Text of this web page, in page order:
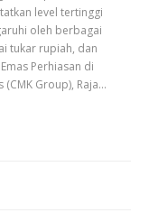
level tertinggi
oleh berbagai
tukar rupiah, dan
Perhiasan di
Group), Raja…